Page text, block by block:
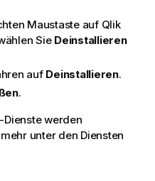
Maustaste auf Qlik
Sie Deinstallieren
auf Deinstallieren.
.
-Dienste werden
unter den Diensten